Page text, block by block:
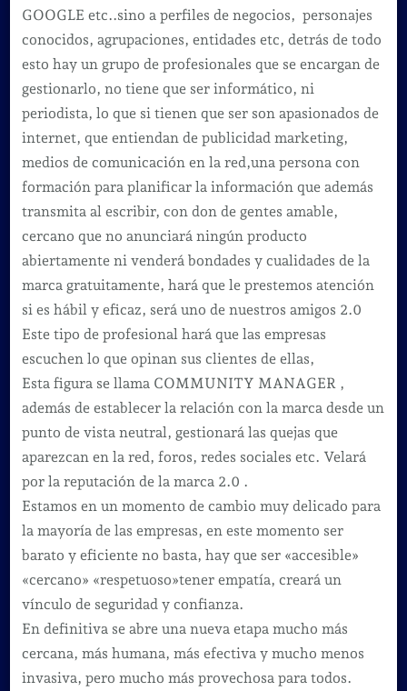
publicidad
2.0
GOOGLE etc..sino a perfiles de negocios, personajes
conocidos, agrupaciones, entidades etc, detrás de todo
esto hay un grupo de profesionales que se encargan de
gestionarlo, no tiene que ser informático, ni
periodista, lo que si tienen que ser son apasionados de
internet, que entiendan de publicidad marketing,
medios de comunicación en la red,una persona con
formación para planificar la información que además
transmita al escribir, con don de gentes amable,
cercano que no anunciará ningún producto
abiertamente ni venderá bondades y cualidades de la
marca gratuitamente, hará que le prestemos atención
si es hábil y eficaz, será uno de nuestros amigos 2.0
Este tipo de profesional hará que las empresas
escuchen lo que opinan sus clientes de ellas,
Esta figura se llama COMMUNITY MANAGER ,
además de establecer la relación con la marca desde un
punto de vista neutral, gestionará las quejas que
aparezcan en la red, foros, redes sociales etc. Velará
por la reputación de la marca 2.0 .
Estamos en un momento de cambio muy delicado para
la mayoría de las empresas, en este momento ser
barato y eficiente no basta, hay que ser «accesible»
«cercano» «respetuoso»tener empatía, creará un
vínculo de seguridad y confianza.
En definitiva se abre una nueva etapa mucho más
cercana, más humana, más efectiva y mucho menos
invasiva, pero mucho más provechosa para todos.